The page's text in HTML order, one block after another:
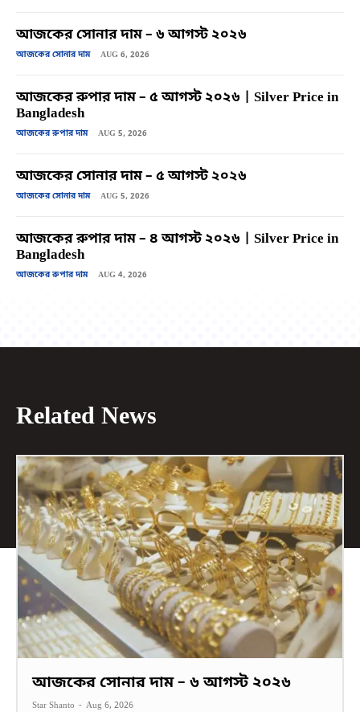
আজকের সোনার দাম – ৬ আগস্ট ২০২৬
আজকের সোনার দাম AUG 6, 2026
আজকের রুপার দাম – ৫ আগস্ট ২০২৬ | Silver Price in
Bangladesh
আজকের রুপার দাম AUG 5, 2026
আজকের সোনার দাম – ৫ আগস্ট ২০২৬
আজকের সোনার দাম AUG 5, 2026
আজকের রুপার দাম – ৪ আগস্ট ২০২৬ | Silver Price in
Bangladesh
আজকের রুপার দাম AUG 4, 2026
Related News
আজকের সোনার দাম – ৬ আগস্ট ২০২৬
Star Shanto - Aug 6, 2026